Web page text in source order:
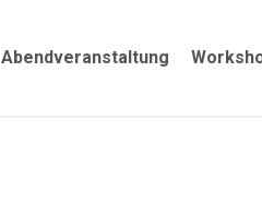
Abendveranstaltung